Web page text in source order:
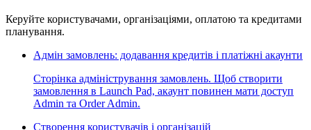
Керуйте користувачами, організаціями, оплатою та кредитами
планування.
Адмін замовлень: додавання кредитів і платіжні акаунти
Сторінка адміністрування замовлень. Щоб створити
замовлення в Launch Pad, акаунт повинен мати доступ
Admin та Order Admin.
Створення користувачів і організацій